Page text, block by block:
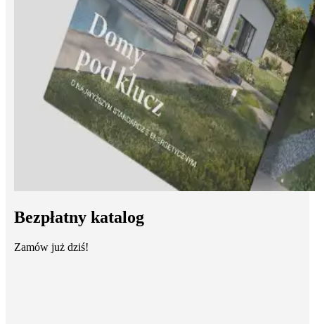
Bezpłatny katalog
Zamów już dziś!